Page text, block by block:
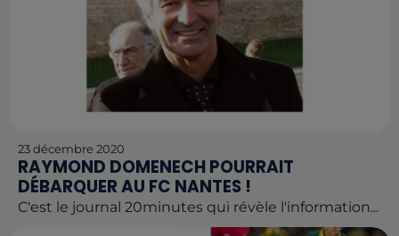
23 décembre 2020
RAYMOND DOMENECH POURRAIT
DÉBARQUER AU FC NANTES !
C'est le journal 20minutes qui révèle l'information...